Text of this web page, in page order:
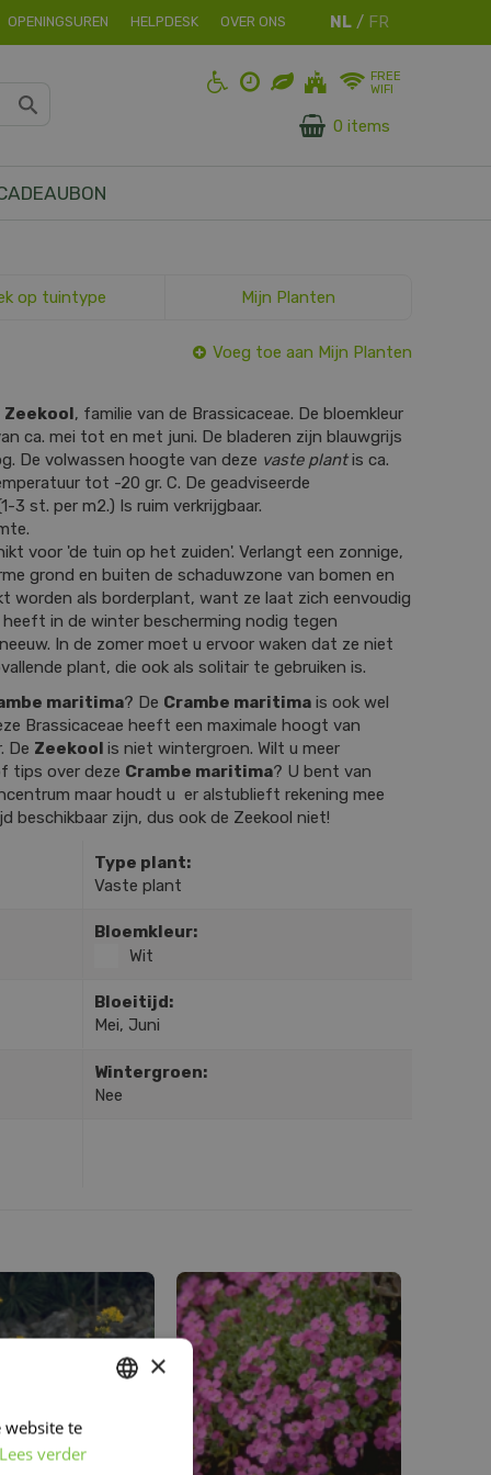
OPENINGSUREN HELPDESK OVER ONS
FREE
WIFI
0 items
op tuintype Mijn Planten
Voeg toe aan Mijn Planten
Zeekool, familie van de Brassicaceae. De bloemkleur
ca. mei tot en met juni. De bladeren zijn blauwgrijs
De volwassen hoogte van deze vaste plantis ca.
tot -20 gr. C. De geadviseerde
3 st. per m2.) Is ruim verkrijgbaar.
voor 'de tuin op het zuiden'. Verlangt een zonnige,
grond en buiten de schaduwzone van bomen en
worden als borderplant, want ze laat zich eenvoudig
in de winter bescherming nodig tegen
In de zomer moet u ervoor waken dat ze niet
plant, die ook als solitair te gebruiken is.
maritima? De Crambe maritima is ook wel
Brassicaceae heeft een maximale hoogt van
De Zeekool is niet wintergroen. Wilt u meer
tips over deze Crambe maritima? U bent van
maar houdt u er alstublieft rekening mee
beschikbaar zijn, dus ook de Zeekool niet!
Type plant:
Vaste plant
Bloemkleur:
Wit
Bloeitijd:
Mei, Juni
Wintergroen:
Nee
×
website te
Lees verder